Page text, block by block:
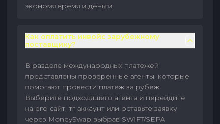
экономя время и деньги.
Как оплатить инвойс зарубежному
поставщику?
В разделе международных платежей
представлены проверенные агенты, которые
помогают провести платёж за рубеж.
Выберите подходящего агента и перейдите
на его сайт, тг аккаунт или оставьте заявку
через MoneySwap выбрав SWIFT/SEPA